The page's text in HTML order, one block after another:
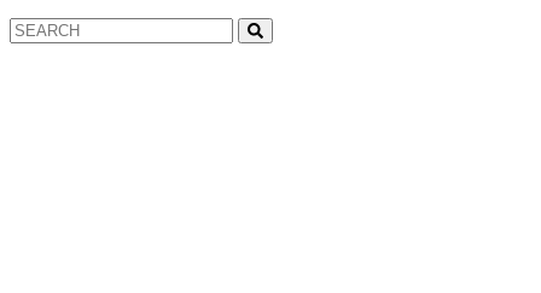
Search
for: